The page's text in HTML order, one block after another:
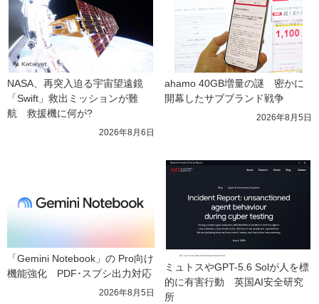
NASA、再突入迫る宇宙望遠鏡
「Swift」救出ミッションが難
航　救援機に何が?
2026年8月6日
ahamo 40GB増量の謎　密かに
開幕したサブブランド戦争
2026年8月5日
「Gemini Notebook」の Pro向け
機能強化　PDF･スプシ出力対応
2026年8月5日
ミュトスやGPT-5.6 Solが人を標
的に有害行動　英国AI安全研究
所